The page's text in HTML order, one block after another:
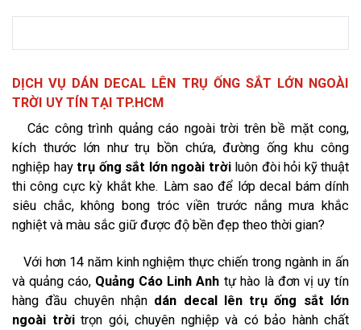
DỊCH VỤ DÁN DECAL LÊN TRỤ ỐNG SẮT LỚN NGOÀI
TRỜI UY TÍN TẠI TP.HCM
Các công trình quảng cáo ngoài trời trên bề mặt cong,
kích thước lớn như trụ bồn chứa, đường ống khu công
nghiệp hay trụ ống sắt lớn ngoài trờiluôn đòi hỏi kỹ thuật
thi công cực kỳ khắt khe. Làm sao để lớp decal bám dính
siêu chắc, không bong tróc viền trước nắng mưa khắc
nghiệt và màu sắc giữ được độ bền đẹp theo thời gian?
Với hơn 14 năm kinh nghiệm thực chiến trong ngành in ấn
và quảng cáo, Quảng Cáo Linh Anh tự hào là đơn vị uy tín
hàng đầu chuyên nhận dán decal lên trụ ống sắt lớn
ngoài trờitrọn gói, chuyên nghiệp và có bảo hành chất